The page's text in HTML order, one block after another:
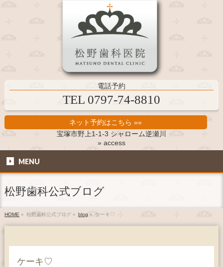
電話予約
TEL 0797-74-8810
ネット予約はこちら »»
宝塚市野上1-1-3 シャローム逆瀬川
» access
MENU
松野歯科公式ブログ
HOME » 松野歯科公式ブログ» blog » ケーキ♡
ケーキ♡